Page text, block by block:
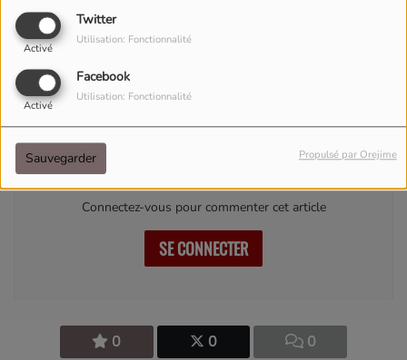
Twitter
Activé
Utilisation: Fonctionnalité
Facebook
Activé
Utilisation: Fonctionnalité
Sauvegarder Propulsé par Orejime
0 0 0
13 MARS 2026
Commentaires(0)
Connectez-vous pour commenter cet article
SE CONNECTER